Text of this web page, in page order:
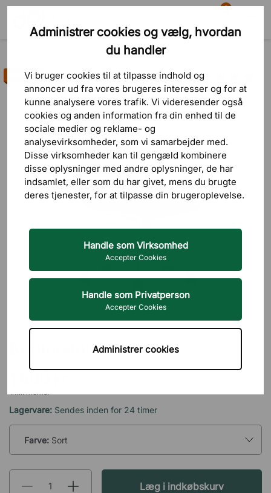
Administrer cookies og vælg, hvordan
du handler
Vi bruger cookies til at tilpasse indhold og
annoncer ud fra vores brugeres interesser og for at
kunne analysere vores trafik. Vi videresender også
cookies og anden information fra din enhed til de
sociale medier og reklame- og
analysevirksomheder, som vi samarbejder med.
Disse virksomheder kan til gengæld kombinere
disse oplysninger med andre oplysninger, de har
indsamlet, eller som du har givet, mens du brugte
deres tjenester, for at tilpasse din brugeroplevelse.
Handle som Virksomhed
Accepter Cookies
Handle som Privatperson
Accepter Cookies
Administrer cookies
Søg
0
Indkøbskurv
Konferencestole & Mødestole
26 bedømmelser
Bestseller
DIREKT INTERIÖR
Kontorstol Nevo
inkl. moms.
Lagervare: Sendes inden for 24 timer
Farve: Sort
Læg i indkøbskurv